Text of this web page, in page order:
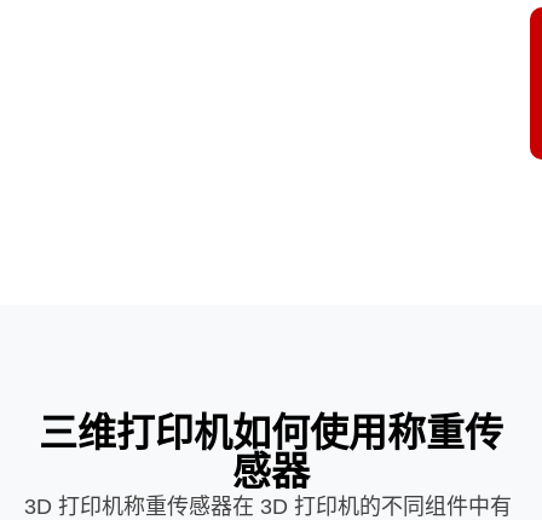
三维打印机如何使用称重传
感器
3D 打印机称重传感器在 3D 打印机的不同组件中有